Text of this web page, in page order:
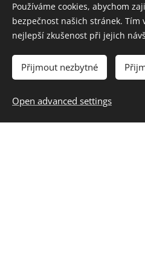
Používáme cookies, abychom
bezpečnost našich stránek.
nejlepší zkušenost při jejich
Přijmout nezbytné
Open advanced settings